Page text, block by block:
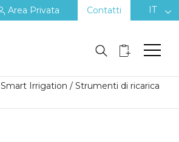
Area Privata Contatti IT
Smart Irrigation / Strumenti di ricarica